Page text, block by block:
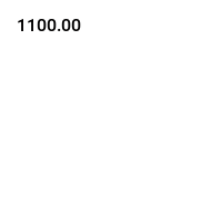
1100.00